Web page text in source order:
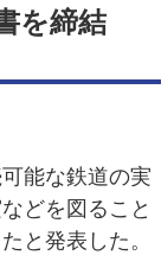
を締結
能な鉄道の実
どを図ること
と発表した。